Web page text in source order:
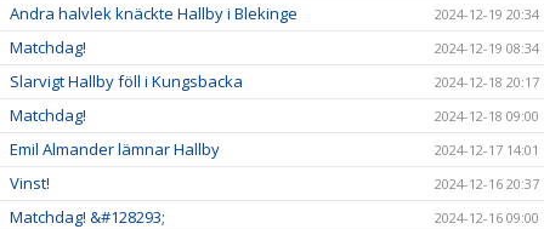
Andra halvlek knäckte Hallby i Blekinge 2024-12-19 20:34
Matchdag! 2024-12-19 08:34
Slarvigt Hallby föll i Kungsbacka 2024-12-18 20:17
Matchdag! 2024-12-18 09:00
Emil Almander lämnar Hallby 2024-12-17 14:01
Vinst! 2024-12-16 20:37
Matchdag! &#128293; 2024-12-16 09:00